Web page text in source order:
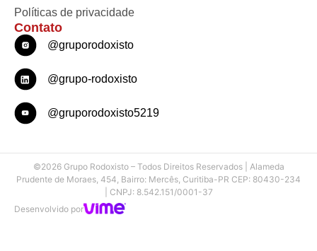
Políticas de privacidade
Contato
@gruporodoxisto
@grupo-rodoxisto
@gruporodoxisto5219
©2026 Grupo Rodoxisto – Todos Direitos Reservados | Alameda
Prudente de Moraes, 454, Bairro: Mercês, Curitiba-PR CEP: 80430-234
| CNPJ: 8.542.151/0001-37
Desenvolvido por